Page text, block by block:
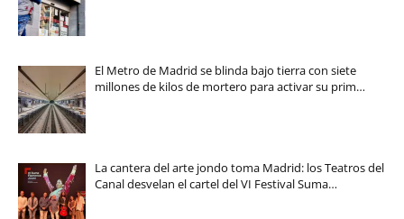
El Metro de Madrid se blinda bajo tierra con siete
millones de kilos de mortero para activar su prim…
La cantera del arte jondo toma Madrid: los Teatros del
Canal desvelan el cartel del VI Festival Suma…